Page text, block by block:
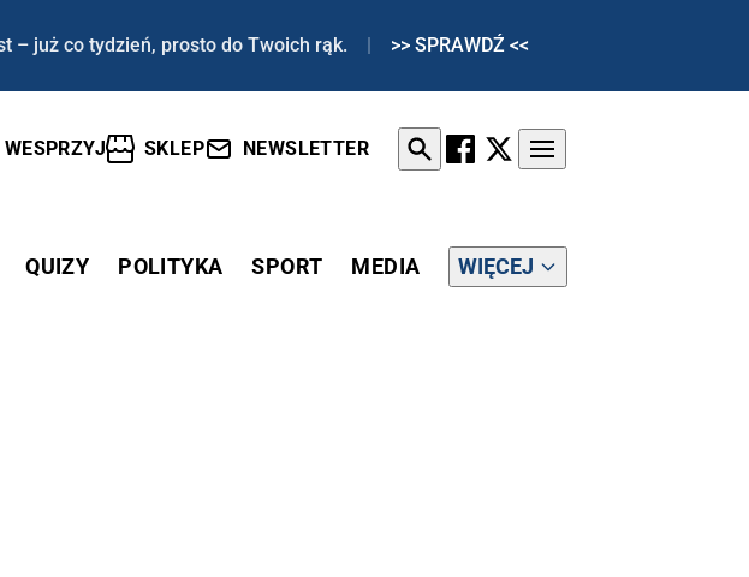
– już co tydzień, prosto do Twoich rąk. | >> SPRAWDŹ <<
WESPRZYJ SKLEP NEWSLETTER
QUIZY POLITYKA SPORT MEDIA WIĘCEJ